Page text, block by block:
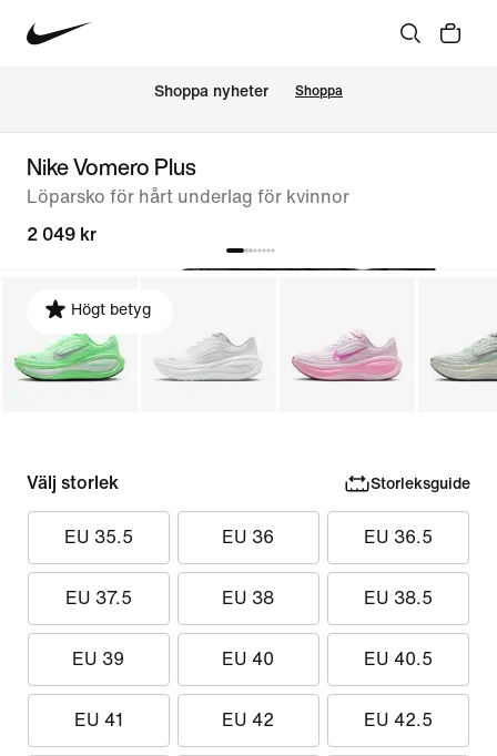
Shoppa nyheter Shoppa
Nike Vomero Plus
Löparsko för hårt underlag för kvinnor
2 049 kr
Högt betyg
Välj storlek Storleksguide
EU 35.5 EU 36 EU 36.5
EU 37.5 EU 38 EU 38.5
EU 39 EU 40 EU 40.5
EU 41 EU 42 EU 42.5